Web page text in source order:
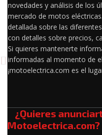
novedades y análisis de los
mercado de motos
detallada sobre las
con detalles sobre precios,
Si quieres mantenerte
informadas al momento de
¡motoelectrica.com es el
¿Quieres
Motoelectrica.com?